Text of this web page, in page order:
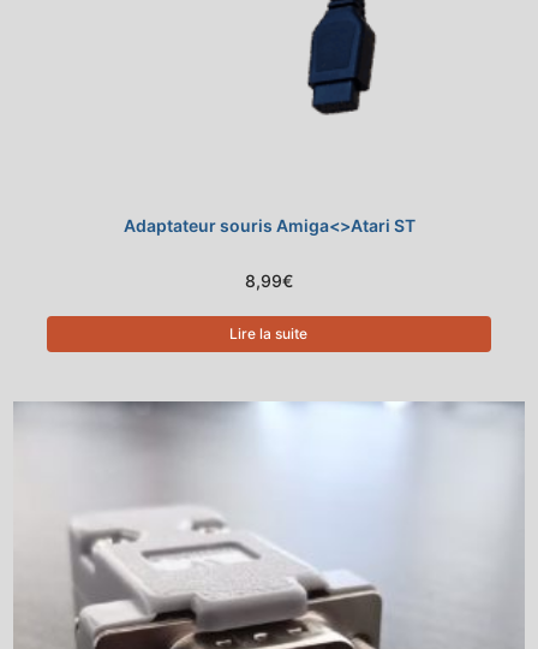
Adaptateur souris Amiga<>Atari ST
8,99€
Lire la suite